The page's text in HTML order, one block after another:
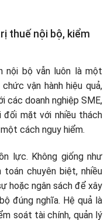
thuế nội bộ, kiểm
nội bộ vẫn luôn là một
vận hành hiệu quả,
các doanh nghiệp SME,
mặt với nhiều thách
cách nguy hiểm.
lực. Không giống như
chuyên biệt, nhiều
hoặc ngân sách để xây
đúng nghĩa. Hệ quả là
soát tài chính, quản lý